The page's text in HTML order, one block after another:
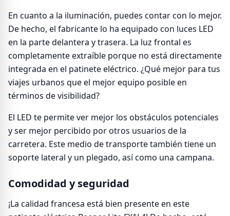
En cuanto a la iluminación, puedes contar con lo mejor.
De hecho, el fabricante lo ha equipado con luces LED
en la parte delantera y trasera. La luz frontal es
completamente extraíble porque no está directamente
integrada en el patinete eléctrico. ¿Qué mejor para tus
viajes urbanos que el mejor equipo posible en
términos de visibilidad?
El LED te permite ver mejor los obstáculos potenciales
y ser mejor percibido por otros usuarios de la
carretera. Este medio de transporte también tiene un
soporte lateral y un plegado, así como una campana.
Comodidad y seguridad
¡La calidad francesa está bien presente en este